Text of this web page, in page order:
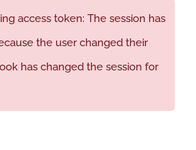
access token: The session has
the user changed their
has changed the session for